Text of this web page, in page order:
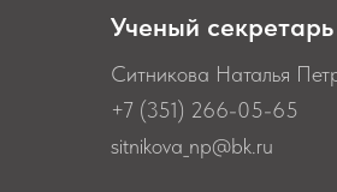
Ученый секретарь
Ситникова Наталья
+7 (351) 266-05-65
sitnikova_np@bk.ru